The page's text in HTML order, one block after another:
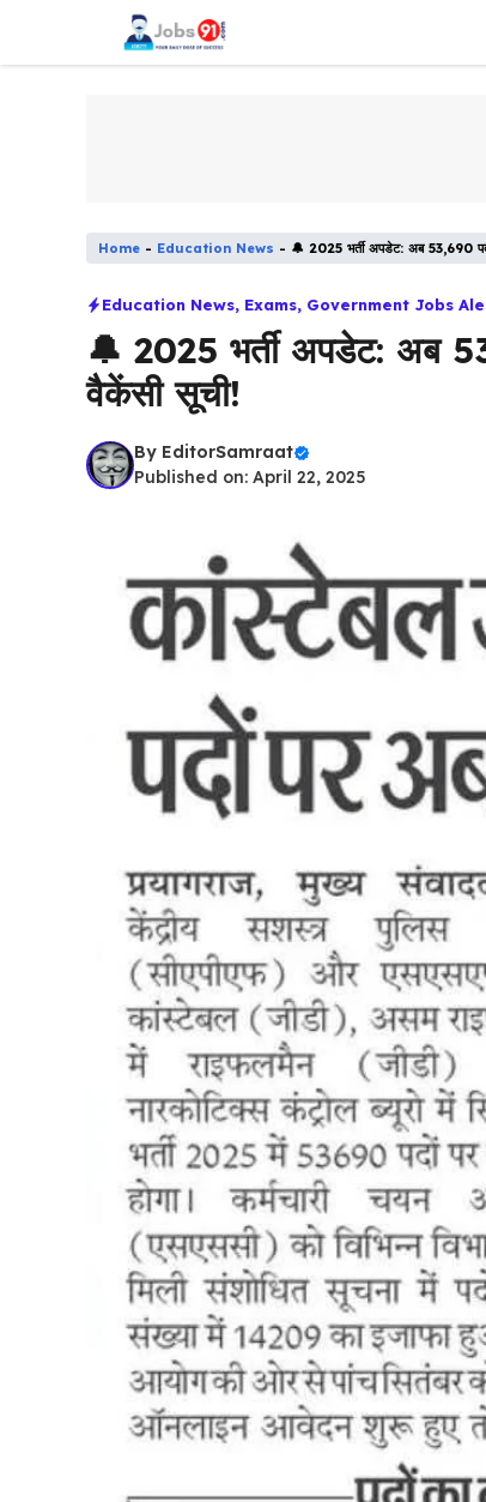
content
Home - Education News - 🔔 2025 भर्ती अपडेट: अब 53,690
Education News, Exams, Government Jobs
🔔 2025 भर्ती अपडेट: अब
वैकेंसी सूची!
By EditorSamraat
Published on: April 22, 2025